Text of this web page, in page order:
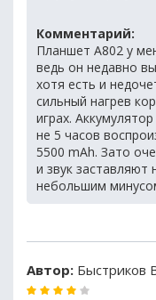
Комментарий:
Планшет А802 у
ведь он недавно
хотя есть и
сильный нагрев
играх.
не 5 часов
5500 mAh. Зато
и звук заставляют
небольшим
Автор: Быстриков